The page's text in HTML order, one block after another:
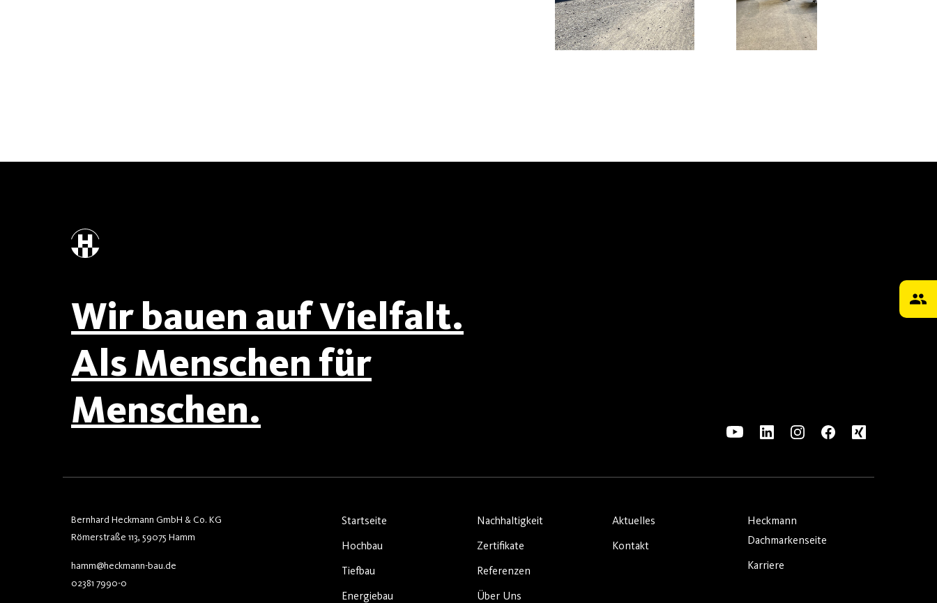
Wir bauen auf Vielfalt.
Als Menschen für
Menschen.
Startseite
Hochbau
Tiefbau
Energiebau
Nachhaltigkeit
Zertifikate
Referenzen
Über Uns
Aktuelles
Kontakt
Heckmann
Dachmarkenseite
Karriere
Bernhard Heckmann GmbH & Co. KG
Römerstraße 113, 59075 Hamm
hamm@heckmann-bau.de
02381 7990-0